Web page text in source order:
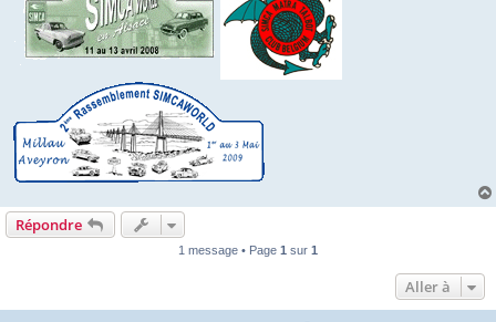
Répondre
1 message • Page 1 sur 1
Aller à